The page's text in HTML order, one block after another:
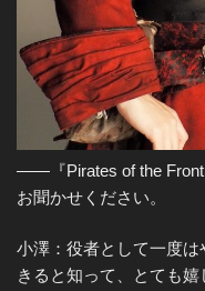
――『Pirates of the
お聞かせください。
小澤：役者として一度
きると知って、とても